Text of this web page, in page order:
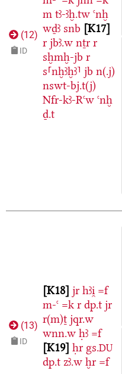
(12)
ID
m tꜣ-ꜣḫ.tw ꜥnḫ
wḏꜣ snb K17
r jbꜣ.w nṯr r
sḫmḫ-jb r
s⸢nḫꜣḫꜣ⸣ jb n(.j)
nswt-bj.t(j)
Nfr-kꜣ-Rꜥw ꜥnḫ
ḏ.t
(13)
ID
K18 jr hꜣi̯ =f
m-ꜥ =k r dp.t jr
r(m)ṯ jqr.w
wnn.w ḥꜣ =f
K19 ḥr gs.DU
dp.t zꜣ.w ḫr =f